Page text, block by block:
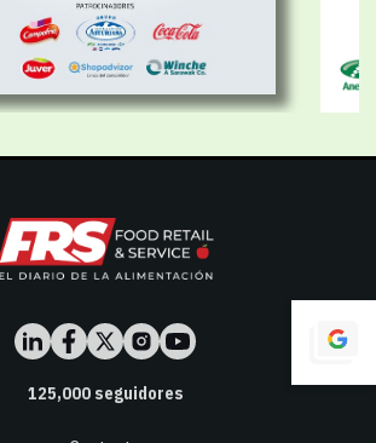
125,000seguidores